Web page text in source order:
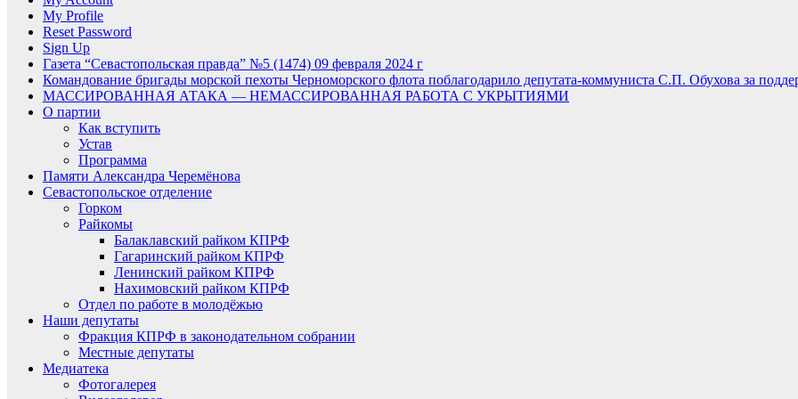
My Profile
Reset Password
Sign Up
Газета “Севастопольская правда” №5 (1474) 09 февраля 2024 г
Командование бригады морской пехоты Черноморского флота поблагодарило депутата-коммуниста С.П. Обухова за
МАССИРОВАННАЯ АТАКА — НЕМАССИРОВАННАЯ РАБОТА С УКРЫТИЯМИ
О партии
Как вступить
Устав
Программа
Памяти Александра Черемёнова
Севастопольское отделение
Горком
Райкомы
Балаклавский райком КПРФ
Гагаринский райком КПРФ
Ленинский райком КПРФ
Нахимовский райком КПРФ
Отдел по работе в молодёжью
Наши депутаты
Фракция КПРФ в законодательном собрании
Местные депутаты
Медиатека
Фотогалерея